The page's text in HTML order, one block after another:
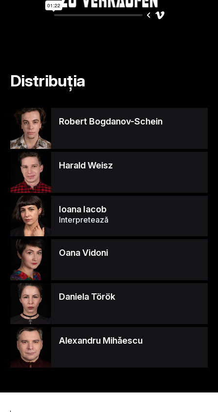
Distribuția
Robert Bogdanov-Schein
Harald Weisz
Ioana Iacob
Interpretează
Oana Vidoni
Daniela Török
Alexandru Mihăescu